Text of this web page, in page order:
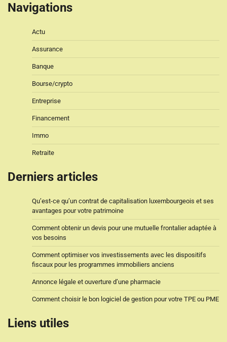
Navigations
Actu
Assurance
Banque
Bourse/crypto
Entreprise
Financement
Immo
Retraite
Derniers articles
Qu’est-ce qu’un contrat de capitalisation luxembourgeois et ses
avantages pour votre patrimoine
Comment obtenir un devis pour une mutuelle frontalier adaptée à
vos besoins
Comment optimiser vos investissements avec les dispositifs
fiscaux pour les programmes immobiliers anciens
Annonce légale et ouverture d’une pharmacie
Comment choisir le bon logiciel de gestion pour votre TPE ou PME
Liens utiles